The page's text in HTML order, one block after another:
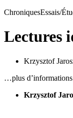
ChroniquesEssais/
Lectures
Krzysztof
…plus d’informations
Krzysztof